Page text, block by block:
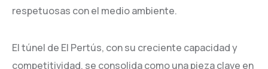
respetuosas con el medio ambiente.
El túnel de El Pertús, con su creciente capacidad y
competitividad, se consolida como una pieza clave en